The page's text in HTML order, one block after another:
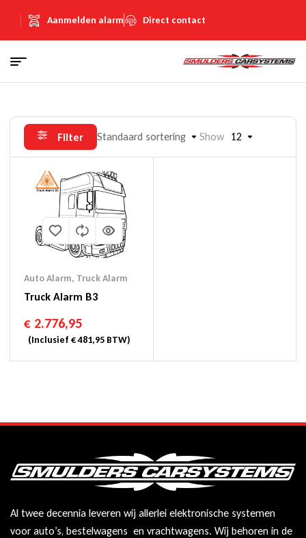
Aanmelden alarm Direct contact
Filter Standaard sortering Show 12
Auto Alarm, Truck Alarm
Truck Alarm B3
€ 2.776,95
(Inclusief €481,95 BTW)
Al twee decennia leveren wij allerlei elektronische systemen
voor auto’s, bestelwagens en vrachtwagens. Wij behoren in de